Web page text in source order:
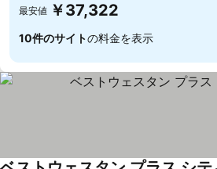
最安値 ￥37,322
10件のサイトの料金を表示